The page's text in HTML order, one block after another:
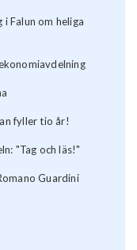
Falun om heliga
fyller tio år!
"Tag och läs!"
Guardini